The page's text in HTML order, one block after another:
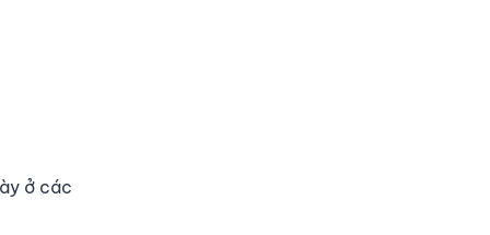
ở các